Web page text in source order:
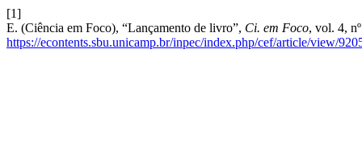
[1]
E. (Ciência em Foco), “Lançamento de livro”, Ci. em Foco, vol. 4,
https://econtents.sbu.unicamp.br/inpec/index.php/cef/article/view/